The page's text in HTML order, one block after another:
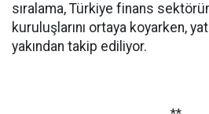
sıralama, Türkiye finans
kuruluşlarını ortaya koyarken,
yakından takip ediliyor.